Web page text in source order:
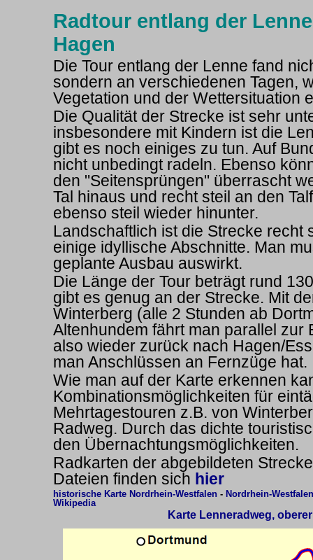
Radtour entlang der
Hagen
Die Tour entlang der Lenne fand
sondern an verschiedenen Tagen,
Vegetation und der Wettersituation
Die Qualität der Strecke ist sehr
insbesondere mit Kindern ist die
gibt es noch einiges zu tun. Auf
nicht unbedingt radeln. Ebenso
den "Seitensprüngen" überrascht
Tal hinaus und recht steil an den
ebenso steil wieder hinunter.
Landschaftlich ist die Strecke recht
einige idyllische Abschnitte. Man
geplante Ausbau auswirkt.
Die Länge der Tour beträgt rund
gibt es genug an der Strecke. Mit
Winterberg (alle 2 Stunden ab
Altenhundem fährt man parallel zur
also wieder zurück nach Hagen/
man Anschlüssen an Fernzüge hat.
Wie man auf der Karte erkennen
Kombinationsmöglichkeiten für
Mehrtagestouren z.B. von
Radweg. Durch das dichte
den Übernachtungsmöglichkeiten.
Radkarten der abgebildeten
Dateien finden sich hier
historische Karte Nordrhein-Westfalen- Nordrhein-
Wikipedia
Karte Lenneradweg,